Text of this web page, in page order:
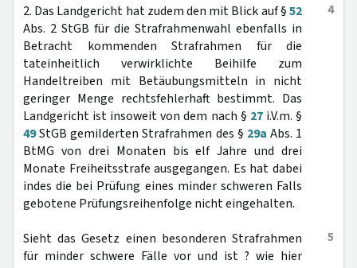
4
2. Das Landgericht hat zudem den mit Blick auf §52
Abs. 2 StGB für die Strafrahmenwahl ebenfalls in
Betracht kommenden Strafrahmen für die
tateinheitlich verwirklichte Beihilfe zum
Handeltreiben mit Betäubungsmitteln in nicht
geringer Menge rechtsfehlerhaft bestimmt. Das
Landgericht ist insoweit von dem nach § 27i.V.m. §
49StGB gemilderten Strafrahmen des § 29a Abs. 1
BtMG von drei Monaten bis elf Jahre und drei
Monate Freiheitsstrafe ausgegangen. Es hat dabei
indes die bei Prüfung eines minder schweren Falls
gebotene Prüfungsreihenfolge nicht eingehalten.
5
Sieht das Gesetz einen besonderen Strafrahmen
für minder schwere Fälle vor und ist ? wie hier